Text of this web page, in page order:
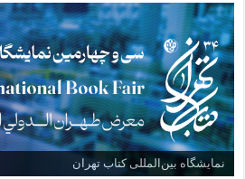
نمایشگاه بین‌المللی کتاب تهران